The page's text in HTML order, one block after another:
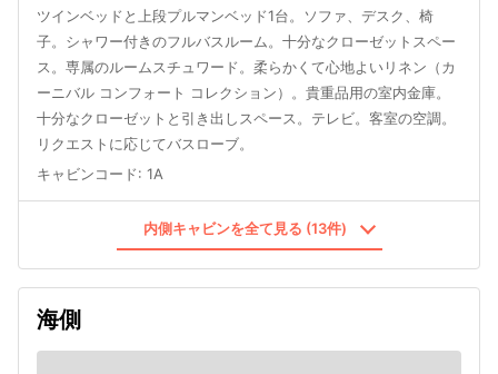
ツインベッドと上段プルマンベッド1台。ソファ、デスク、椅
子。シャワー付きのフルバスルーム。十分なクローゼットスペー
ス。専属のルームスチュワード。柔らかくて心地よいリネン（カ
ーニバル コンフォート コレクション）。貴重品用の室内金庫。
十分なクローゼットと引き出しスペース。テレビ。客室の空調。
リクエストに応じてバスローブ。
キャビンコード: 1A
内側キャビンを全て見る (13件)
海側